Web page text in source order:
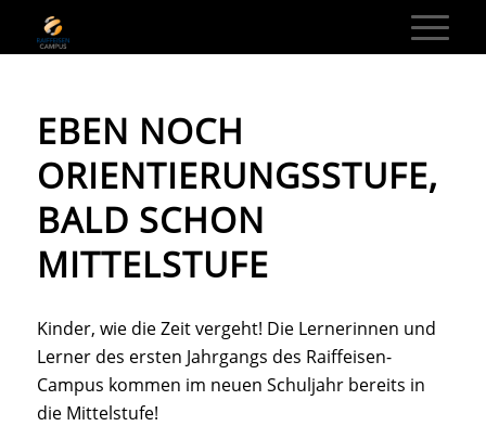
EBEN NOCH
ORIENTIERUNGSSTUFE,
BALD SCHON
MITTELSTUFE
Kinder, wie die Zeit vergeht! Die Lernerinnen und
Lerner des ersten Jahrgangs des Raiffeisen-
Campus kommen im neuen Schuljahr bereits in
die Mittelstufe!